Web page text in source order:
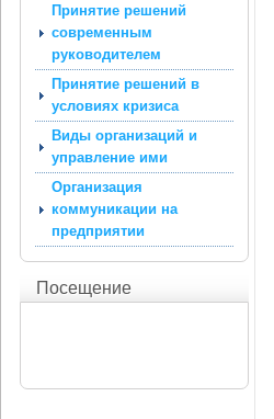
Принятие решений
современным
руководителем
Принятие решений в
условиях кризиса
Виды организаций и
управление ими
Организация
коммуникации на
предприятии
Посещение